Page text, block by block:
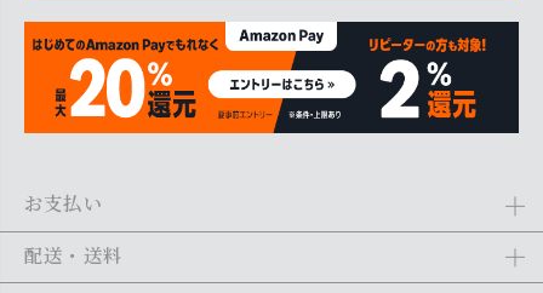
お支払い
Amazon Pay、クレジットカード、代金引換、あと払い(ペイディ)、銀
行振込がご利用になれます。詳しくはご利用ガイドをご利用くださ
配送・送料